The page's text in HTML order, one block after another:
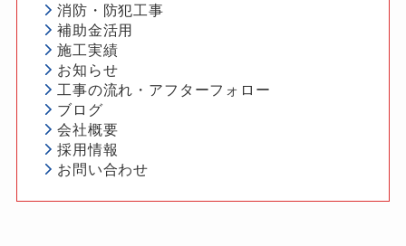
消防・防犯工事
補助金活用
施工実績
お知らせ
工事の流れ・アフターフォロー
ブログ
会社概要
採用情報
お問い合わせ